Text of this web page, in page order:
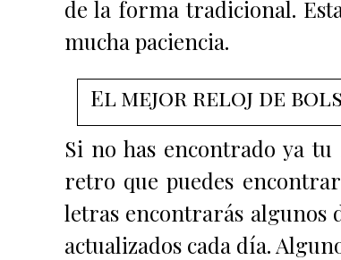
de la forma tradicional.
mucha paciencia.
El mejor reloj de
Si no has encontrado ya
retro que puedes
letras encontrarás algunos
actualizados cada día.